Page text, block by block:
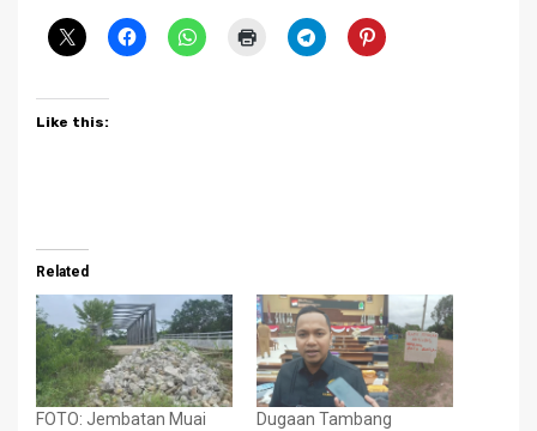
Like this:
Related
FOTO: Jembatan Muai
Dugaan Tambang